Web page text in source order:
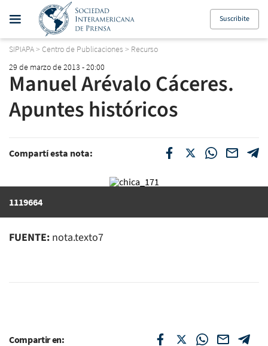
Suscribite
SIPIAPA> Centro de Publicaciones > Recurso
29 de marzo de 2013 - 20:00
Manuel Arévalo Cáceres.
Apuntes históricos
Compartí esta nota:
1119664
FUENTE: nota.texto7
Compartir en: